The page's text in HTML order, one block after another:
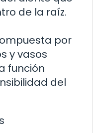
de la raíz.
por
y vasos
función
del